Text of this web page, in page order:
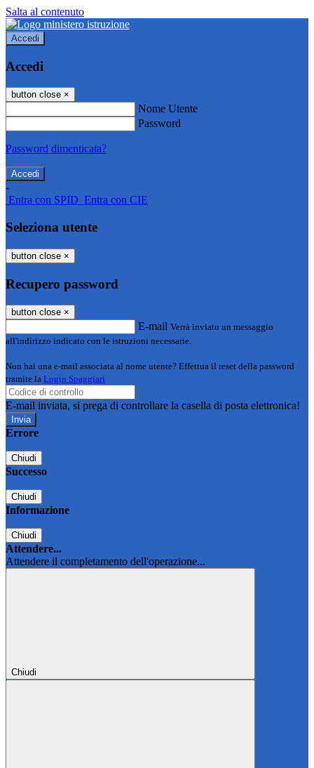
Salta al contenuto
Accedi
Accedi
button close ×
Nome Utente
Password
Password dimenticata?
-
Entra con SPID Entra con CIE
Seleziona utente
button close ×
Recupero password
button close ×
E-mail Verrà inviato un messaggio
all'indirizzo indicato con le istruzioni necessarie.
Non hai una e-mail associata al nome utente? Effettua il reset della password
tramite la Login Spaggiari
E-mail inviata, si prega di controllare la casella di posta elettronica!
Errore
Chiudi
Successo
Chiudi
Informazione
Chiudi
Attendere...
Attendere il completamento dell'operazione...
Chiudi